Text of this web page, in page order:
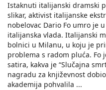
Istaknuti italijanski dramski
slikar, aktivist italijanske
nobelovac Dario Fo umro je
italijanska vlada. Italijanski
bolnici u Milanu, u koju je
problema s radom pluća. Fo
satira, kakva je “Slučajna
nagradu za književnost
akademija pohvalila ...